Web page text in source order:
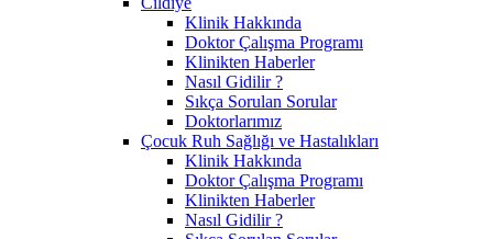
Klinik Hakkında
Doktor Çalışma Programı
Klinikten Haberler
Nasıl Gidilir ?
Sıkça Sorulan Sorular
Doktorlarımız
Çocuk Ruh Sağlığı ve Hastalıkları
Klinik Hakkında
Doktor Çalışma Programı
Klinikten Haberler
Nasıl Gidilir ?